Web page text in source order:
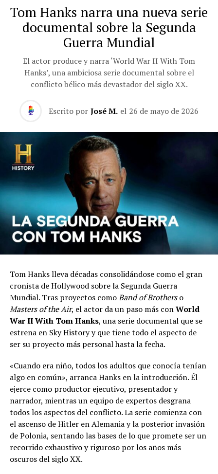
Tom Hanks narra una nueva serie
documental sobre la Segunda
Guerra Mundial
El actor produce y narra ‘World War II With Tom
Hanks’, una ambiciosa serie documental sobre el
conflicto bélico más devastador del siglo XX.
Escrito por José M. el 26 de mayo de 2026
Tom Hanks lleva décadas consolidándose como el gran
cronista de Hollywood sobre la Segunda Guerra
Mundial. Tras proyectos comoBand of Brotherso
Masters of the Air, el actor da un paso más conWorld
War II With Tom Hanks, una serie documental que se
estrena en Sky History y que tiene todo el aspecto de
ser su proyecto más personal hasta la fecha.
«Cuando era niño, todos los adultos que conocía tenían
algo en común», arranca Hanks en la introducción. Él
ejerce como productor ejecutivo, presentador y
narrador, mientras un equipo de expertos desgrana
todos los aspectos del conflicto. La serie comienza con
el ascenso de Hitler en Alemania y la posterior invasión
de Polonia, sentando las bases de lo que promete ser un
recorrido exhaustivo y riguroso por los años más
oscuros del siglo XX.